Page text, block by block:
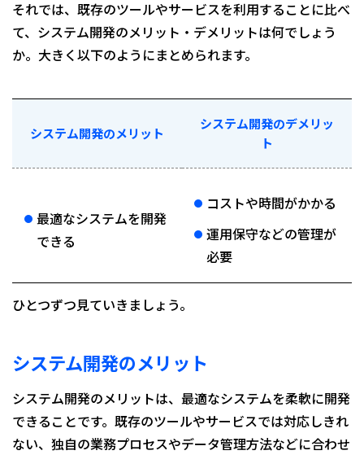
それでは、既存のツールやサービスを利用することに比べ
て、システム開発のメリット・デメリットは何でしょう
か。大きく以下のようにまとめられます。
システム開発のメリット
システム開発のデメリッ
ト
最適なシステムを開発
できる
コストや時間がかかる
運用保守などの管理が
必要
ひとつずつ見ていきましょう。
システム開発のメリット
システム開発のメリットは、最適なシステムを柔軟に開発
できることです。既存のツールやサービスでは対応しきれ
ない、独自の業務プロセスやデータ管理方法などに合わせ